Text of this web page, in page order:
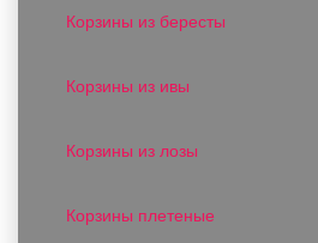
Корзины из бересты
Корзины из ивы
Корзины из лозы
Корзины плетеные